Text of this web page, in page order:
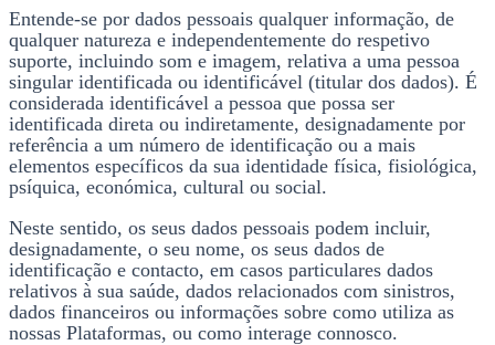
Entende-se por dados pessoais qualquer informação, de
qualquer natureza e independentemente do respetivo
suporte, incluindo som e imagem, relativa a uma pessoa
singular identificada ou identificável (titular dos dados). É
considerada identificável a pessoa que possa ser
identificada direta ou indiretamente, designadamente por
referência a um número de identificação ou a mais
elementos específicos da sua identidade física, fisiológica,
psíquica, económica, cultural ou social.
Neste sentido, os seus dados pessoais podem incluir,
designadamente, o seu nome, os seus dados de
identificação e contacto, em casos particulares dados
relativos à sua saúde, dados relacionados com sinistros,
dados financeiros ou informações sobre como utiliza as
nossas Plataformas, ou como interage connosco.